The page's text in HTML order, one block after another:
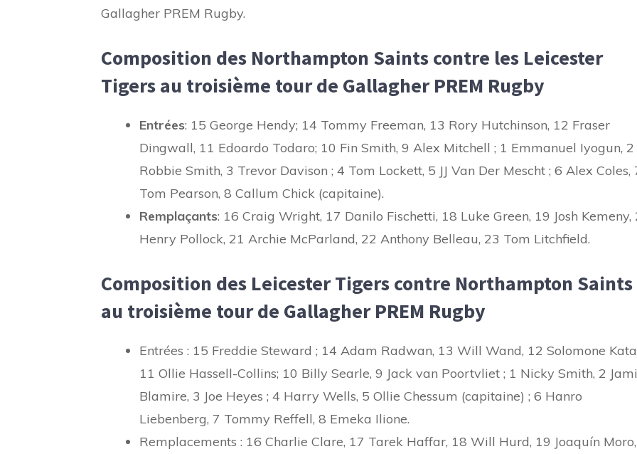
Gallagher PREM Rugby.
Composition des Northampton Saints contre les Leicester
Tigers au troisième tour de Gallagher PREM Rugby
Entrées: 15 George Hendy; 14 Tommy Freeman, 13 Rory Hutchinson, 12 Fraser
Dingwall, 11 Edoardo Todaro; 10 Fin Smith, 9 Alex Mitchell ; 1 Emmanuel Iyogun, 2
Robbie Smith, 3 Trevor Davison ; 4 Tom Lockett, 5 JJ Van Der Mescht ; 6 Alex Coles,
Tom Pearson, 8 Callum Chick (capitaine).
Remplaçants: 16 Craig Wright, 17 Danilo Fischetti, 18 Luke Green, 19 Josh Kemeny,
Henry Pollock, 21 Archie McParland, 22 Anthony Belleau, 23 Tom Litchfield.
Composition des Leicester Tigers contre Northampton Saints
au troisième tour de Gallagher PREM Rugby
Entrées : 15 Freddie Steward ; 14 Adam Radwan, 13 Will Wand, 12 Solomone
11 Ollie Hassell-Collins; 10 Billy Searle, 9 Jack van Poortvliet ; 1 Nicky Smith, 2
Blamire, 3 Joe Heyes ; 4 Harry Wells, 5 Ollie Chessum (capitaine) ; 6 Hanro
Liebenberg, 7 Tommy Reffell, 8 Emeka Ilione.
Remplacements : 16 Charlie Clare, 17 Tarek Haffar, 18 Will Hurd, 19 Joaquín Moro,